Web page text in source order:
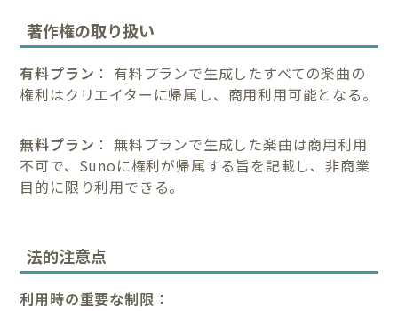
著作権の取り扱い
有料プラン ： 有料プランで生成したすべての楽曲の
権利はクリエイターに帰属し、商用利用可能となる。
無料プラン ： 無料プランで生成した楽曲は商用利用
不可で、Sunoに権利が帰属する旨を記載し、非商業
目的に限り利用できる。
法的注意点
利用時の重要な制限 ：